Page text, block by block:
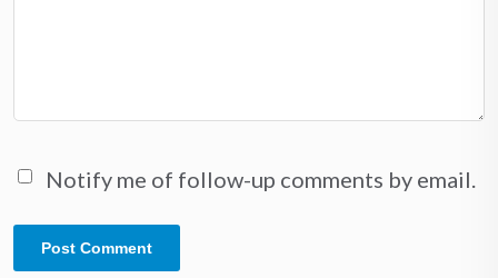
Notify me of follow-up comments by email.